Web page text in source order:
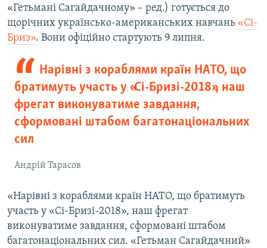
«Гетьмані Сагайдачному» – ред.) готується до
щорічних українсько-американських навчань «Сі-
Бриз». Вони офіційно стартують 9 липня.
Нарівні з кораблями країн НАТО, що
братимуть участь у «Сі-Бризі-2018», наш
фрегат виконуватиме завдання,
сформовані штабом багатонаціональних
сил
Андрій Тарасов
«Нарівні з кораблями країн НАТО, що братимуть
участь у «Сі-Бризі-2018», наш фрегат
виконуватиме завдання, сформовані штабом
багатонаціональних сил. «Гетьман Сагайдачний»